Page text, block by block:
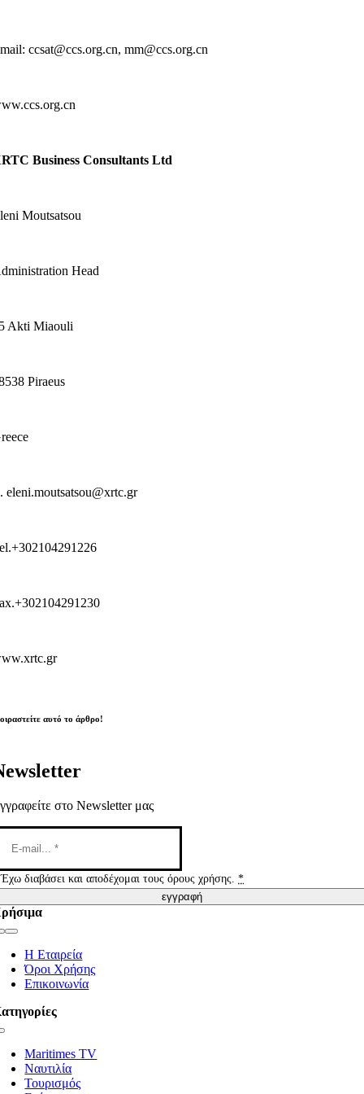
ccsat@ccs.org.cn, mm@ccs.org.cn
Business Consultants Ltd
Moutsatsou
Head
Akti Miaouli
Piraeus
eleni.moutsatsou@xrtc.gr
αυτό το άρθρο!
στο Newsletter μας
Έχω διαβάσει και αποδέχομαι τους όρους χρήσης.*
εγγραφή
Η Εταιρεία
Όροι Χρήσης
Επικοινωνία
Maritimes TV
Ναυτιλία
Τουρισμός